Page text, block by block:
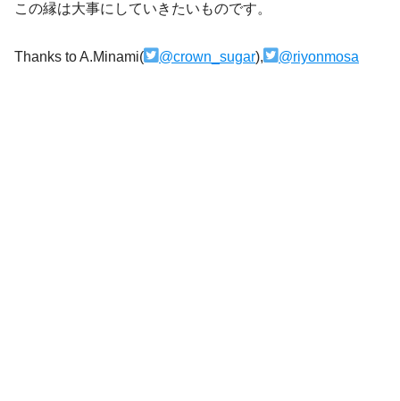
この縁は大事にしていきたいものです。
Thanks to A.Minami( @crown_sugar), @riyonmosa